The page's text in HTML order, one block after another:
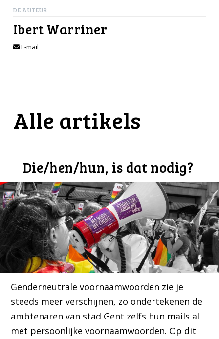
DE AUTEUR
Ibert Warriner
E-mail
Alle artikels
Die/hen/hun, is dat nodig?
Genderneutrale voornaamwoorden zie je
steeds meer verschijnen, zo ondertekenen de
ambtenaren van stad Gent zelfs hun mails al
met persoonlijke voornaamwoorden. Op dit